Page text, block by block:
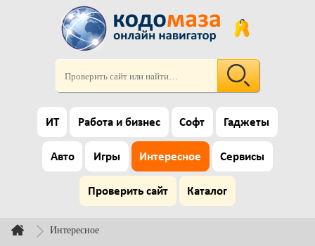
ИТ Работа и бизнес Софт Гаджеты
Авто Игры Интересное Сервисы
Проверить сайт Каталог
Интересное